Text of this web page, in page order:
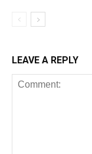
LEAVE A REPLY